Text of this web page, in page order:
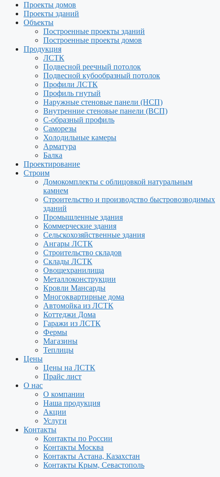
Проекты домов
Проекты зданий
Объекты
Построенные проекты зданий
Построенные проекты домов
Продукция
ЛСТК
Подвесной реечный потолок
Подвесной кубообразный потолок
Профили ЛСТК
Профиль гнутый
Наружные стеновые панели (НСП)
Внутренние стеновые панели (ВСП)
С-образный профиль
Саморезы
Холодильные камеры
Арматура
Балка
Проектирование
Строим
Домокомплекты с облицовкой натуральным
камнем
Строительство и производство быстровозводимых
зданий
Промышленные здания
Коммерческие здания
Сельскохозяйственные здания
Ангары ЛСТК
Строительство складов
Склады ЛСТК
Овощехранилища
Металлоконструкции
Кровли Мансарды
Многоквартирные дома
Автомойка из ЛСТК
Коттеджи Дома
Гаражи из ЛСТК
Фермы
Магазины
Теплицы
Цены
Цены на ЛСТК
Прайс лист
О нас
О компании
Наша продукция
Акции
Услуги
Контакты
Контакты по России
Контакты Москва
Контакты Астана, Казахстан
Контакты Крым, Севастополь